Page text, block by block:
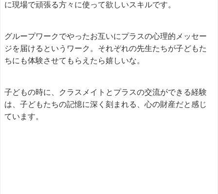
に現場で頑張る方々に使って欲しいスキルです。
グループワークでやったお互いにプラスの心理的メッセー
ジを届けるというワーク。それぞれの先生たちが子どもた
ちにも体験させてもらえたら嬉しいな。
子どもの時に、クラスメイトとプラスの交流ができる経験
は、子どもたちの記憶に深く刻まれる、心の財産だと感じ
ています。